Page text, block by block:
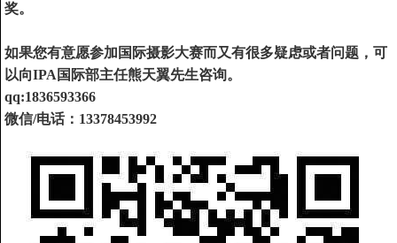
奖。
如果您有意愿参加国际摄影大赛而又有很多疑虑或者问题，可
以向IPA国际部主任熊天翼先生咨询。
qq:1836593366
微信/电话：13378453992